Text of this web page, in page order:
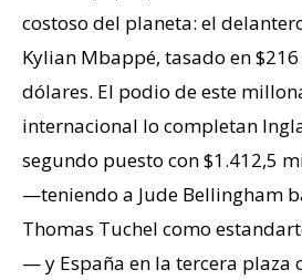
costoso del planeta: el
Kylian Mbappé, tasado en
dólares. El podio de este
internacional lo completan
segundo puesto con $1.412,5
—teniendo a Jude Bellingham
Thomas Tuchel como
— y España en la tercera plaza